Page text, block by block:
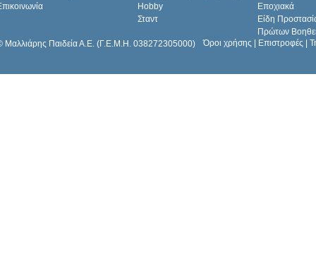
Hobby
Εποχιακά
Σταντ
Είδη
Πρώτων
Μαλλιάρης Παιδεία Α.Ε. (Γ.Ε.Μ.Η. 038272305000)
Όροι χρήσης Επιστροφές